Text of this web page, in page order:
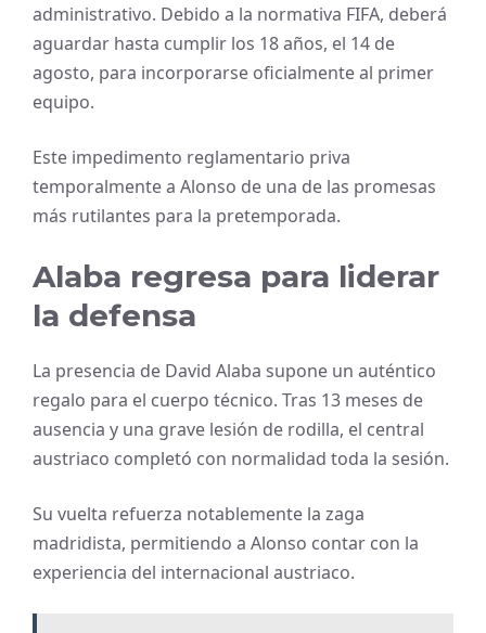
administrativo. Debido a la normativa FIFA, deberá
aguardar hasta cumplir los 18 años, el 14 de
agosto, para incorporarse oficialmente al primer
equipo.
Este impedimento reglamentario priva
temporalmente a Alonso de una de las promesas
más rutilantes para la pretemporada.
Alaba regresa para liderar
la defensa
La presencia de David Alaba supone un auténtico
regalo para el cuerpo técnico. Tras 13 meses de
ausencia y una grave lesión de rodilla, el central
austriaco completó con normalidad toda la sesión.
Su vuelta refuerza notablemente la zaga
madridista, permitiendo a Alonso contar con la
experiencia del internacional austriaco.